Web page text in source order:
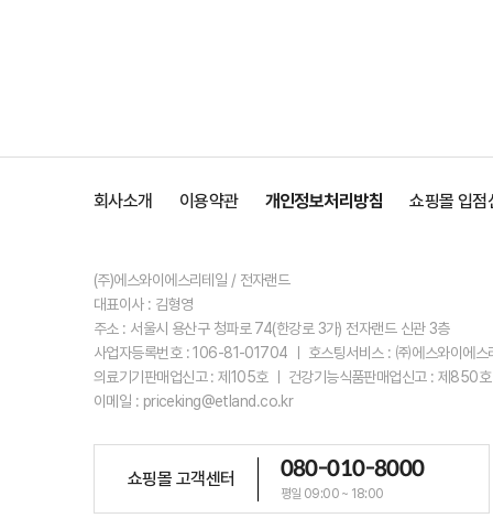
회사소개 이용약관 개인정보처리방침 쇼핑몰 입점
(주)에스와이에스리테일 / 전자랜드
대표이사 : 김형영
주소 : 서울시 용산구 청파로 74(한강로 3가) 전자랜드 신관 3층
사업자등록번호 : 106-81-01704 ㅣ 호스팅서비스 : ㈜에스와이에
의료기기판매업신고 : 제105호 ㅣ 건강기능식품판매업신고 : 제850
이메일 : priceking@etland.co.kr
쇼핑몰 고객센터 080-010-8000
평일 09:00 ~ 18:00